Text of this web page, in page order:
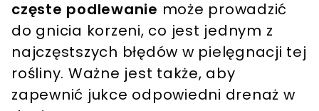
częste podlewanie może prowadzić
do gnicia korzeni, co jest jednym z
najczęstszych błędów w pielęgnacji tej
rośliny. Ważne jest także, aby
zapewnić jukce odpowiedni drenaż w